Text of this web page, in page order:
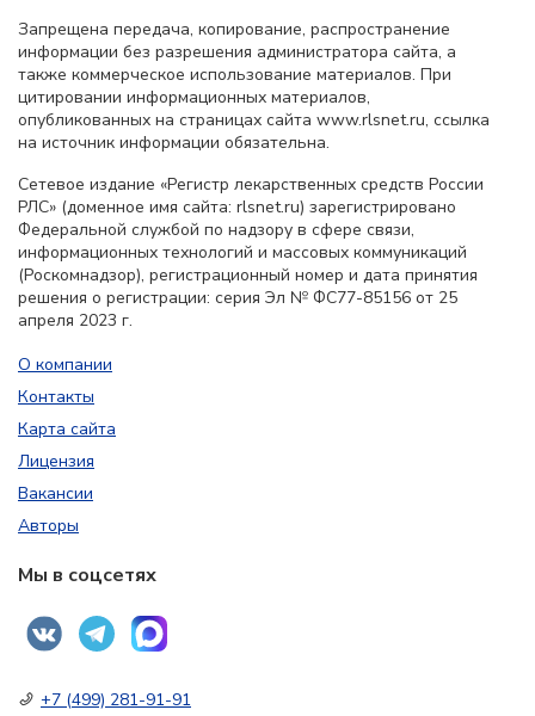
Запрещена передача, копирование, распространение
информации без разрешения администратора сайта, а
также коммерческое использование материалов. При
цитировании информационных материалов,
опубликованных на страницах сайта www.rlsnet.ru, ссылка
на источник информации обязательна.
Сетевое издание «Регистр лекарственных средств России
РЛС» (доменное имя сайта: rlsnet.ru) зарегистрировано
Федеральной службой по надзору в сфере связи,
информационных технологий и массовых коммуникаций
(Роскомнадзор), регистрационный номер и дата принятия
решения о регистрации: серия Эл № ФС77-85156 от 25
апреля 2023 г.
О компании
Контакты
Карта сайта
Лицензия
Вакансии
Авторы
Мы в соцсетях
+7 (499) 281-91-91